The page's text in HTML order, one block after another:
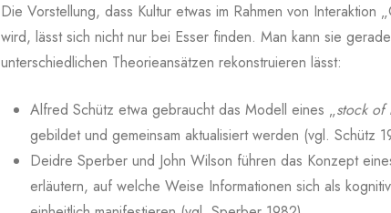
Die Vorstellung, dass Kultur etwas im Rahmen von
wird, lässt sich nicht nur bei Esser finden. Man kann sie
unterschiedlichen Theorieansätzen rekonstruieren lässt:
Alfred Schütz etwa gebraucht das Modell eines „stock of
gebildet und gemeinsam aktualisiert werden (vgl. Schütz
Deidre Sperber und John Wilson führen das Konzept
erläutern, auf welche Weise Informationen sich als